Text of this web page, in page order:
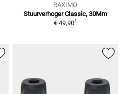
RAXIMO
Stuurverhoger Classic, 30Mm
€ 49,901